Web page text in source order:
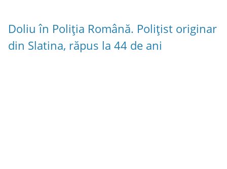
Doliu în Poliția Română. Polițist originar
din Slatina, răpus la 44 de ani